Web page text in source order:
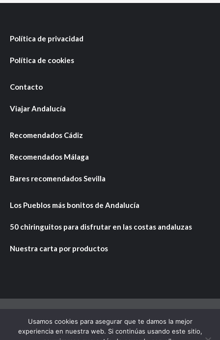
Política de privacidad
Política de cookies
Contacto
Viajar Andalucía
Recomendados Cádiz
Recomendados Málaga
Bares recomendados Sevilla
Los Pueblos más bonitos de Andalucía
50 chiringuitos para disfrutar en las costas andaluzas
Nuestra carta por productos
Copyright © Todos los derechos reservados.|CoverNews
Usamos cookies para asegurar que te damos la mejor
experiencia en nuestra web. Si continúas usando este sitio,